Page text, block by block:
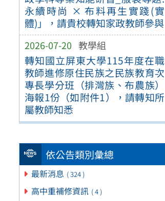
永續時尚 × 布料再生實踐(實
體)」，請貴校轉知家政教師參與
2026-07-20 教學組
轉知國立屏東大學115年度在職
教師進修原住民族之民族教育次
專長學分班（排灣族、布農族）
海報1份（如附件1），請轉知所
屬教師知悉
依公告類別彙總
最新消息 ( 324 )
高中重補修資訊 ( 4 )